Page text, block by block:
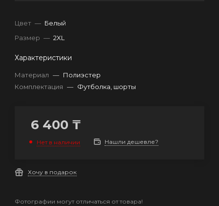
Цвет — Белый
Размер — 2XL
Характеристики
Материал — Полиэстер
Комплектация — Футболка, шорты
6 400 ₸
Нет в наличии Нашли дешевле?
Хочу в подарок
Фотографии могут отличаться от товара!